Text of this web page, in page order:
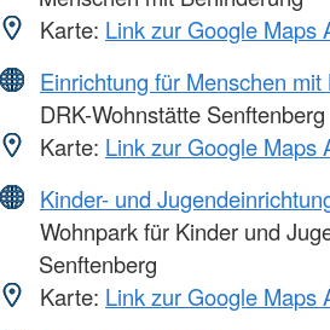
Karte: Link zur Google Maps
Einrichtung für Menschen
DRK-Wohnstätte Senftenberg
Karte: Link zur Google Maps
Kinder- und
Wohnpark für Kinder und
Senftenberg
Karte: Link zur Google Maps